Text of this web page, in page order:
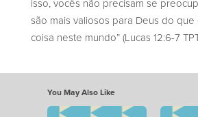
isso, vocês não precisam se
são mais valiosos para Deus do
coisa neste mundo” (Lucas 12:6-7
You May Also Like